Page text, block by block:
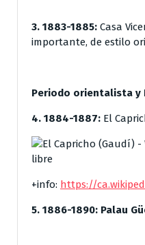
3. 1883-1885: Casa
importante, de estilo
Periodo orientalista y
4. 1884-1887: El
+info: https://
5. 1886-1890: Palau